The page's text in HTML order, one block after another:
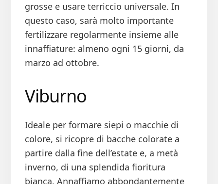
grosse e usare terriccio universale. In
questo caso, sarà molto importante
fertilizzare regolarmente insieme alle
innaffiature: almeno ogni 15 giorni, da
marzo ad ottobre.
Viburno
Ideale per formare siepi o macchie di
colore, si ricopre di bacche colorate a
partire dalla fine dell’estate e, a metà
inverno, di una splendida fioritura
bianca. Annaffiamo abbondantemente